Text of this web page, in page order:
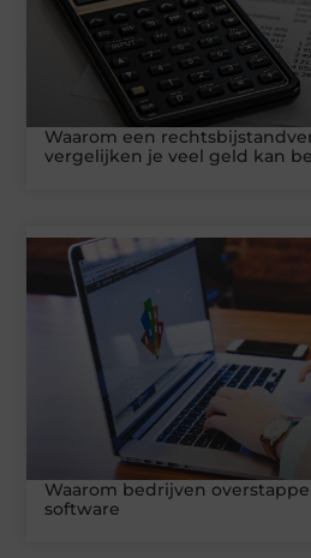
Waarom een
vergelijken je veel geld kan
Waarom bedrijven
software